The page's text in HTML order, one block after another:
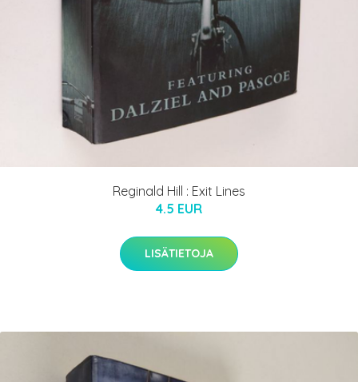
Reginald Hill : Exit Lines
4.5 EUR
LISÄTIETOJA